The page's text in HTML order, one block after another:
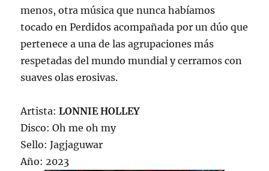
menos, otra música que nunca habíamos
tocado en Perdidos acompañada por un dúo que
pertenece a una de las agrupaciones más
respetadas del mundo mundial y cerramos con
suaves olas erosivas.
Artista:LONNIE HOLLEY
Disco: Oh me oh my
Sello: Jagjaguwar
Año: 2023